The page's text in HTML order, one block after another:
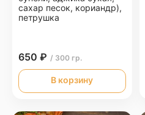
сахар песок, кориандр),
петрушка
650 ₽ / 300 гр.
В корзину